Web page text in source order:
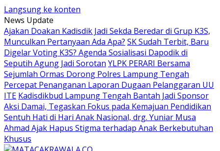
Langsung ke konten
News Update
Ajakan Doakan Kadisdik Jadi Sekda Beredar di Grup K3S,
Munculkan Pertanyaan Ada Apa? SK Sudah Terbit, Baru
Digelar Voting K3S? Agenda Sosialisasi Dapodik di
Seputih Agung Jadi Sorotan YLPK PERARI Bersama
Sejumlah Ormas Dorong Polres Lampung Tengah
Percepat Penanganan Laporan Dugaan Pelanggaran UU
ITE Kadisdikbud Lampung Tengah Bantah Jadi Sponsor
Aksi Damai, Tegaskan Fokus pada Kemajuan Pendidikan
Sentuh Hati di Hari Anak Nasional, drg. Yuniar Musa
Ahmad Ajak Hapus Stigma terhadap Anak Berkebutuhan
Khusus